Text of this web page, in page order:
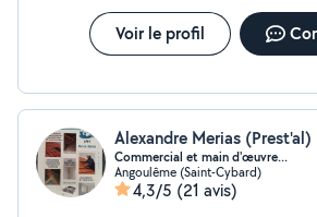
Voir le profil
Alexandre Merias (Prest'al)
Commercial et main d'œuvre...
Angoulême (Saint-Cybard)
4,3/5 (21 avis)